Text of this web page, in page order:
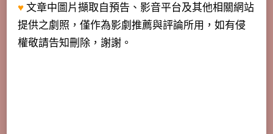
♥文章中圖片擷取自預告、影音平台及其他相關網站
提供之劇照，僅作為影劇推薦與評論所用，如有侵
權敬請告知刪除，謝謝。